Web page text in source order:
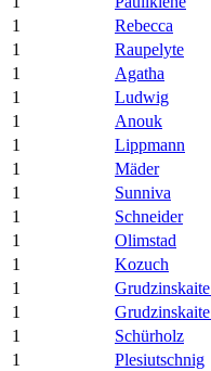
1
Rebecca
1
Raupelyte
1
Agatha
1
Ludwig
1
Anouk
1
Lippmann
1
Mäder
1
Sunniva
1
Schneider
1
Olimstad
1
Kozuch
1
1
1
Schürholz
1
Plesiutschnig